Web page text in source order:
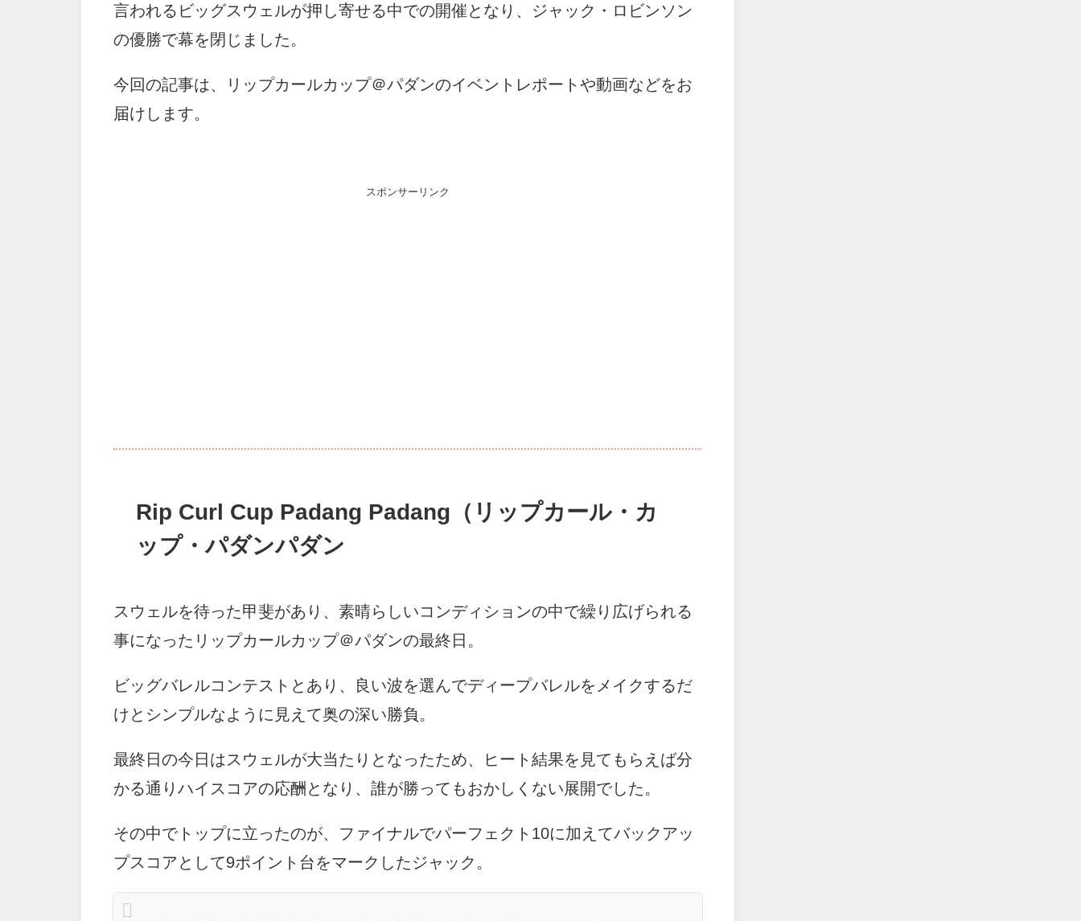
言われるビッグスウェルが押し寄せる中での開催となり、ジャック・ロビンソン
の優勝で幕を閉じました。
今回の記事は、リップカールカップ＠パダンのイベントレポートや動画などをお
届けします。
スポンサーリンク
Rip Curl Cup Padang Padang（リップカール・カ
ップ・パダンパダン
スウェルを待った甲斐があり、素晴らしいコンディションの中で繰り広げられる
事になったリップカールカップ＠パダンの最終日。
ビッグバレルコンテストとあり、良い波を選んでディープバレルをメイクするだ
けとシンプルなように見えて奥の深い勝負。
最終日の今日はスウェルが大当たりとなったため、ヒート結果を見てもらえば分
かる通りハイスコアの応酬となり、誰が勝ってもおかしくない展開でした。
その中でトップに立ったのが、ファイナルでパーフェクト10に加えてバックアッ
プスコアとして9ポイント台をマークしたジャック。